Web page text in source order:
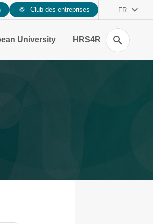
Club des entreprises FR
University HRS4R
Recherche